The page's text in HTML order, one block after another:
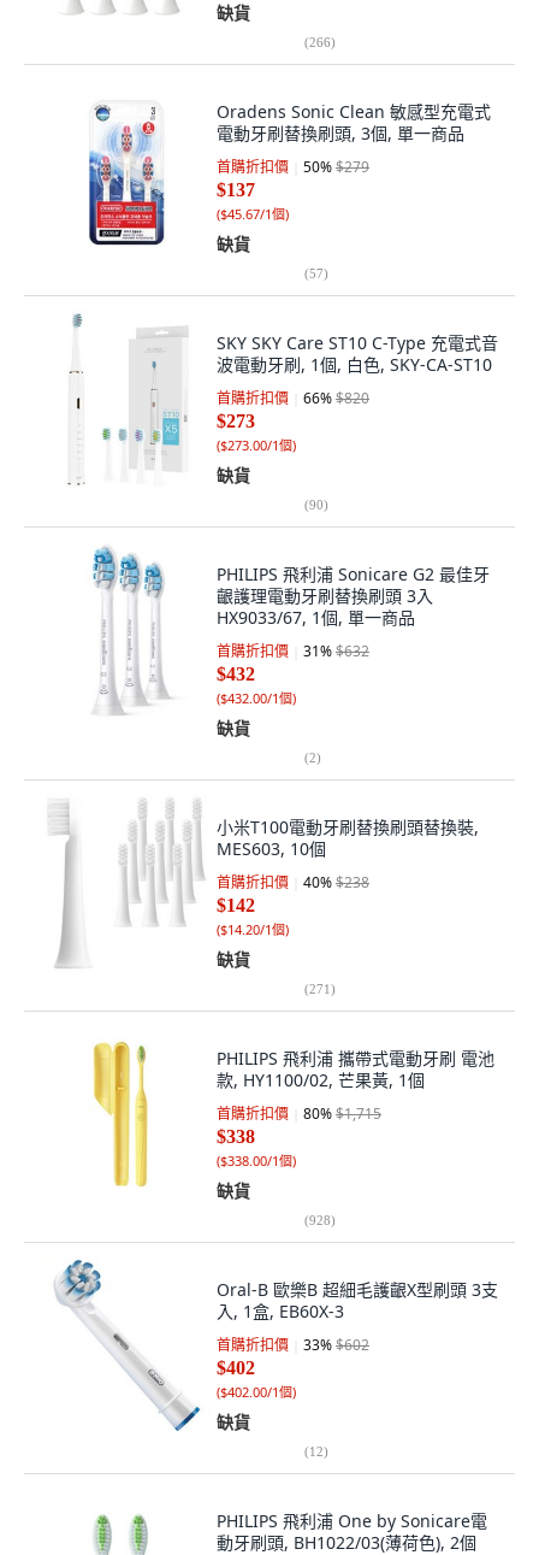
缺貨
(266)
Oradens Sonic Clean 敏感型充電式
電動牙刷替換刷頭, 3個, 單一商品
首購折扣價 50%$279
$137
($45.67/1個)
缺貨
(57)
SKY SKY Care ST10 C-Type 充電式音
波電動牙刷, 1個, 白色, SKY-CA-ST10
首購折扣價 66%$820
$273
($273.00/1個)
缺貨
(90)
PHILIPS 飛利浦 Sonicare G2 最佳牙
齦護理電動牙刷替換刷頭 3入
HX9033/67, 1個, 單一商品
首購折扣價 31%$632
$432
($432.00/1個)
缺貨
(2)
小米T100電動牙刷替換刷頭替換裝,
MES603, 10個
首購折扣價 40%$238
$142
($14.20/1個)
缺貨
(271)
PHILIPS 飛利浦 攜帶式電動牙刷 電池
款, HY1100/02, 芒果黃, 1個
首購折扣價 80%$1,715
$338
($338.00/1個)
缺貨
(928)
Oral-B 歐樂B 超細毛護齦X型刷頭 3支
入, 1盒, EB60X-3
首購折扣價 33%$602
$402
($402.00/1個)
缺貨
(12)
PHILIPS 飛利浦 One by Sonicare電
動牙刷頭, BH1022/03(薄荷色), 2個